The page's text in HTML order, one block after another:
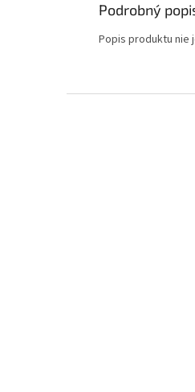
Podrobný
Popis produktu nie